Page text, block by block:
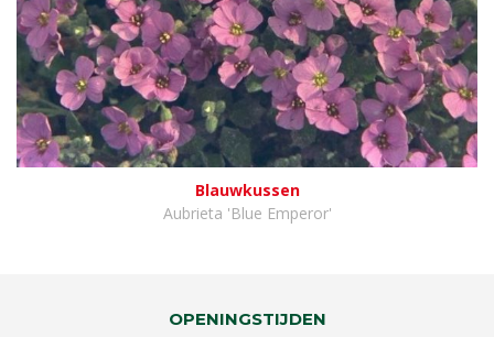
Blauwkussen
Aubrieta 'Blue Emperor'
OPENINGSTIJDEN